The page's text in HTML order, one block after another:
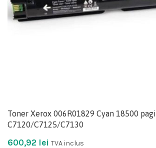
Toner Xerox 006R01829 Cyan 18500
C7120/C7125/C7130
600,92 lei TVA inclus